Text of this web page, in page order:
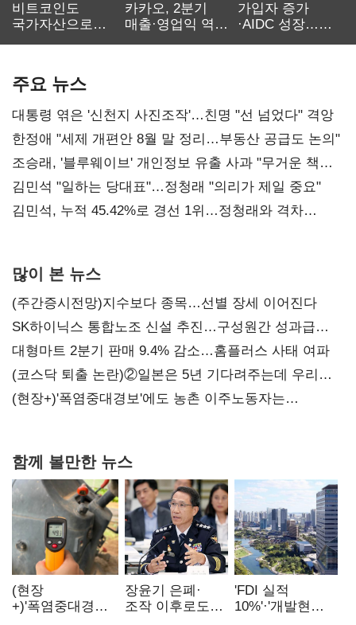
비트코인도
국가자산으로…'
카카오, 2분기
매출·영업익 역대
가입자 증가
·AIDC 성장…
주요 뉴스
대통령 엮은 '신천지 사진조작'…친명 "선 넘었다" 격앙
한정애 "세제 개편안 8월 말 정리…부동산 공급도 논의"
조승래, '블루웨이브' 개인정보 유출 사과 "무거운 책임
통감"
김민석 "일하는 당대표"…정청래 "의리가 제일 중요"
김민석, 누적 45.42%로 경선 1위…정청래와 격차
많이 본 뉴스
(주간증시전망)지수보다 종목…선별 장세 이어진다
SK하이닉스 통합노조 신설 추진…구성원간 성과급
불만 확산
대형마트 2분기 판매 9.4% 감소…홈플러스 사태 여파
(코스닥 퇴출 논란)②일본은 5년 기다려주는데 우리는
당장 퇴출?…시간만으론 부족한 코스닥 구하기
(현장+)'폭염중대경보'에도 농촌 이주노동자는
함께 볼만한 뉴스
(현장
+)'폭염중대경보'
장윤기 은폐·
조작 이후로도
'FDI 실적
10%'·'개발현안